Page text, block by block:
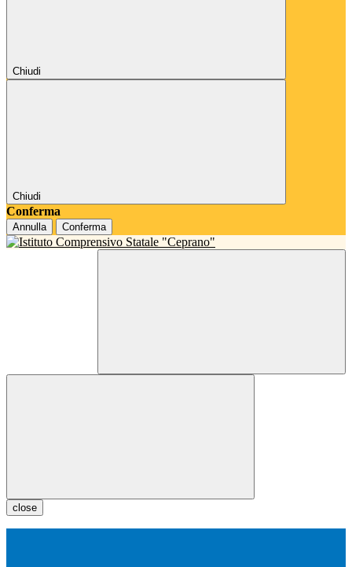
Chiudi
Chiudi
Conferma
Annulla Conferma
close